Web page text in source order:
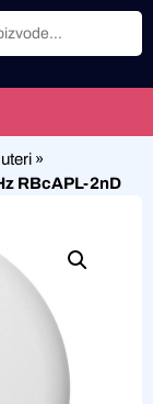
»
RBcAPL-2nD